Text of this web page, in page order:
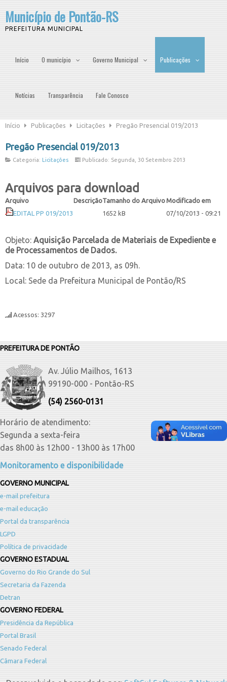
Município de Pontão-RS
PREFEITURA MUNICIPAL
Início O município Governo Municipal Publicações
Notícias Transparência Fale Conosco
Início Publicações Licitações Pregão Presencial 019/2013
Pregão Presencial 019/2013
Categoria: Licitações Publicado: Segunda, 30 Setembro 2013
Arquivos para download
Arquivo DescriçãoTamanho do ArquivoModificado em
EDITAL PP 019/2013
1652 kB 07/10/2013 - 09:21
Objeto: Aquisição Parcelada de Materiais de Expedientee
de Processamentos de Dados.
Data: 10 de outubro de 2013, as 09h.
Local: Sede da Prefeitura Municipal de Pontão/RS
Acessos: 3297
PREFEITURA DE PONTÃO
Av. Júlio Mailhos, 1613
99190-000 - Pontão-RS
(54) 2560-0131
Horário de atendimento:
Segunda a sexta-feira
das 8h00 às 12h00 - 13h00 às 17h00
Monitoramento e disponibilidade
GOVERNO MUNICIPAL
e-mail prefeitura
e-mail educação
Portal da transparência
LGPD
Política de privacidade
GOVERNO ESTADUAL
Governo do Rio Grande do Sul
Secretaria da Fazenda
Detran
GOVERNO FEDERAL
Presidência da República
Portal Brasil
Senado Federal
Câmara Federal